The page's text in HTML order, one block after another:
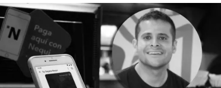
share
Oriente
Antioqueño